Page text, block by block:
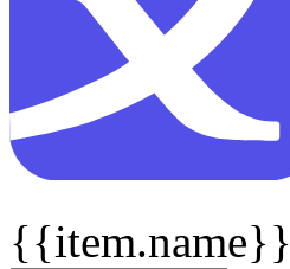
{{item.name}}